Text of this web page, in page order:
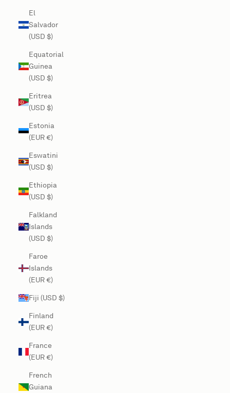
El
Salvador
(USD $)
Equatorial
Guinea
(USD $)
Eritrea
(USD $)
Estonia
(EUR €)
Eswatini
(USD $)
Ethiopia
(USD $)
Falkland
Islands
(USD $)
Faroe
Islands
(EUR €)
Fiji (USD $)
Finland
(EUR €)
France
(EUR €)
French
Guiana